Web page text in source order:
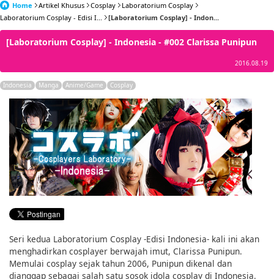
日本語
한국어
繁體中文
English
ภาษาไทย
tiéng Viêt
Bahasa Indonesia
Home Artikel Khusus Cosplay
Laboratorium Cosplay
Laboratorium Cosplay - Edisi I...
[Laboratorium Cosplay] - Indon...
[Laboratorium Cosplay] - Indonesia - #002 Clarissa Punipun
2016.08.19
Indonesia Manga Anime/Game Cosplay
Seri kedua Laboratorium Cosplay -Edisi Indonesia- kali ini akan
menghadirkan cosplayer berwajah imut, Clarissa Punipun.
Memulai cosplay sejak tahun 2006, Punipun dikenal dan
dianggap sebagai salah satu sosok idola cosplay di Indonesia.